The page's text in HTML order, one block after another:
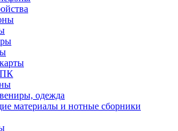
ПК
одежда
материалы и нотные сборники